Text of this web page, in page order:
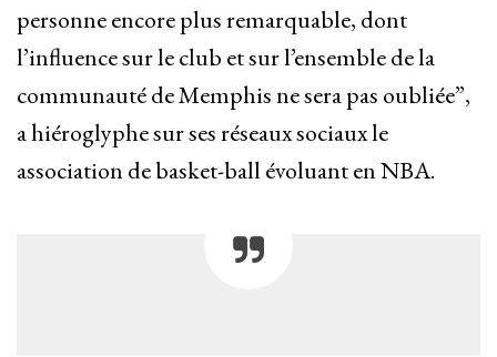
personne encore plus remarquable, dont
l’influence sur le club et sur l’ensemble de la
communauté de Memphis ne sera pas oubliée”,
a hiéroglyphe sur ses réseaux sociaux le
association de basket-ball évoluant en NBA.